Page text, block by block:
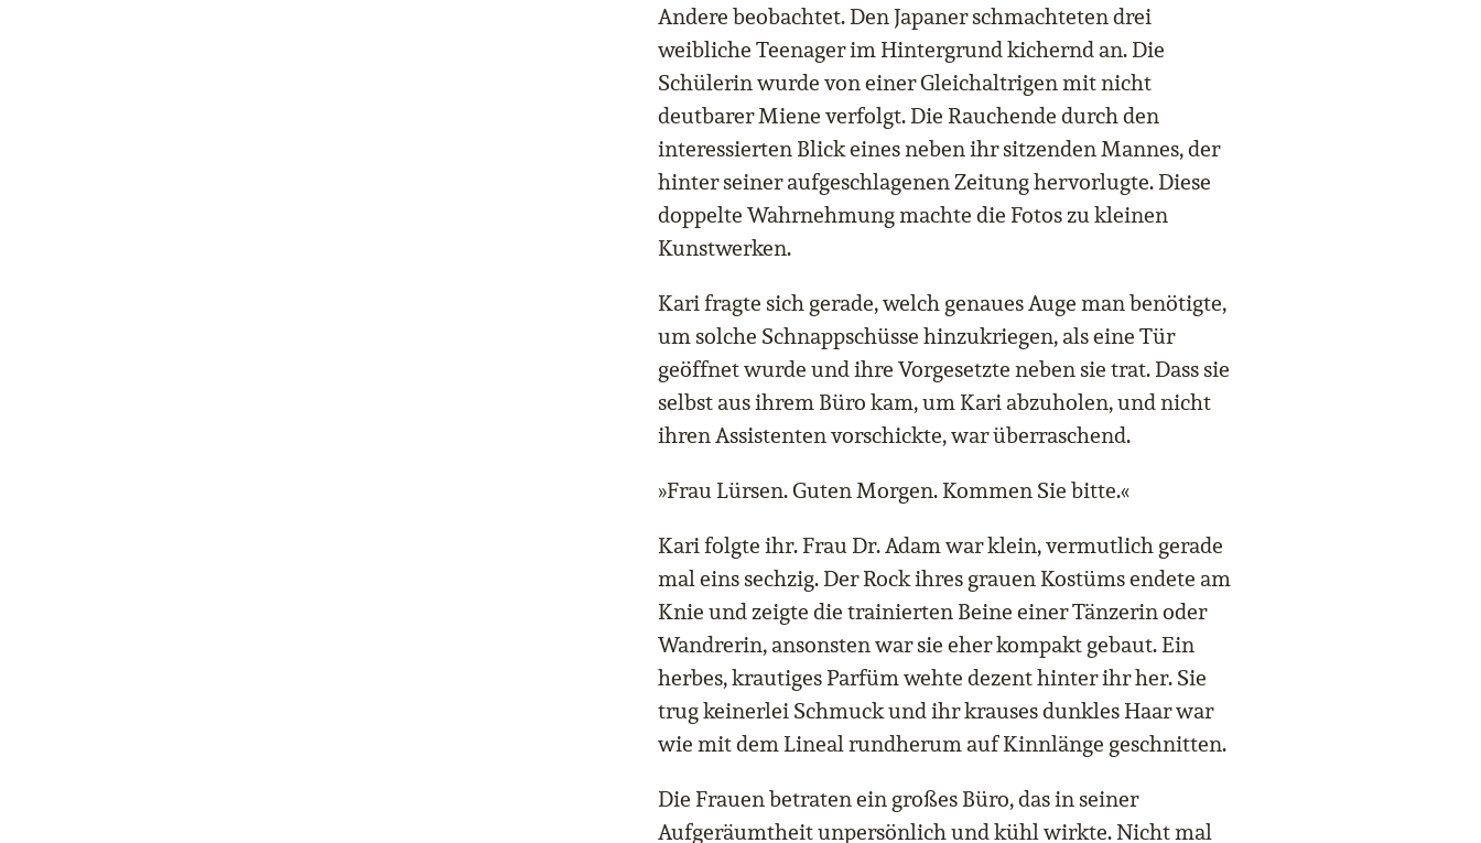
Andere beobachtet. Den Japaner schmachteten drei
weibliche Teenager im Hintergrund kichernd an. Die
Schülerin wurde von einer Gleichaltrigen mit nicht
deutbarer Miene verfolgt. Die Rauchende durch den
interessierten Blick eines neben ihr sitzenden Mannes, der
hinter seiner aufgeschlagenen Zeitung hervorlugte. Diese
doppelte Wahrnehmung machte die Fotos zu kleinen
Kunstwerken.
Kari fragte sich gerade, welch genaues Auge man benötigte,
um solche Schnappschüsse hinzukriegen, als eine Tür
geöffnet wurde und ihre Vorgesetzte neben sie trat. Dass sie
selbst aus ihrem Büro kam, um Kari abzuholen, und nicht
ihren Assistenten vorschickte, war überraschend.
»Frau Lürsen. Guten Morgen. Kommen Sie bitte.«
Kari folgte ihr. Frau Dr. Adam war klein, vermutlich gerade
mal eins sechzig. Der Rock ihres grauen Kostüms endete am
Knie und zeigte die trainierten Beine einer Tänzerin oder
Wandrerin, ansonsten war sie eher kompakt gebaut. Ein
herbes, krautiges Parfüm wehte dezent hinter ihr her. Sie
trug keinerlei Schmuck und ihr krauses dunkles Haar war
wie mit dem Lineal rundherum auf Kinnlänge geschnitten.
Die Frauen betraten ein großes Büro, das in seiner
Aufgeräumtheit unpersönlich und kühl wirkte. Nicht mal